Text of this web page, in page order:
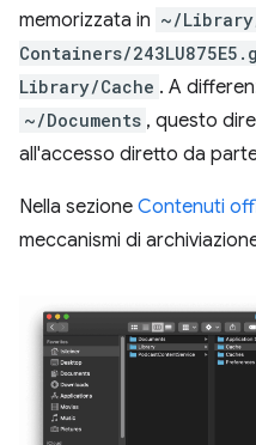
memorizzata in ~/
Containers/
Library/Cache . A
~/Documents , questo
all'accesso diretto da
Nella sezione Contenuti
meccanismi di